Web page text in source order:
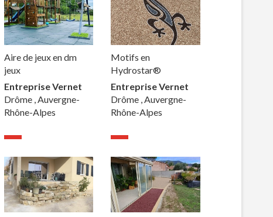
Aire de jeux en dm
jeux
Entreprise Vernet
Drôme , Auvergne-
Rhône-Alpes
Motifs en
Hydrostar®
Entreprise Vernet
Drôme , Auvergne-
Rhône-Alpes